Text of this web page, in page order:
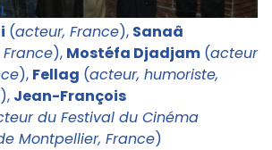
(acteur, France), Sanaâ
), Mostéfa Djadjam (acteur
), Fellag (acteur, humoriste,
), Jean-François
du Festival du Cinéma
Montpellier, France)